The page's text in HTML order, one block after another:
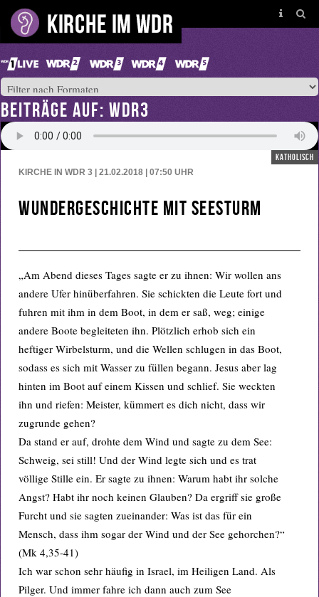
BEITRÄGE AUF: WDR3
katholisch
KIRCHE IN WDR 3 | 21.02.2018 | 07:50 UHR
Wundergeschichte mit Seesturm
„Am Abend dieses Tages sagte er zu ihnen: Wir wollen ans
andere Ufer hinüberfahren. Sie schickten die Leute fort und
fuhren mit ihm in dem Boot, in dem er saß, weg; einige
andere Boote begleiteten ihn. Plötzlich erhob sich ein
heftiger Wirbelsturm, und die Wellen schlugen in das Boot,
sodass es sich mit Wasser zu füllen begann. Jesus aber lag
hinten im Boot auf einem Kissen und schlief. Sie weckten
ihn und riefen: Meister, kümmert es dich nicht, dass wir
zugrunde gehen?
Da stand er auf, drohte dem Wind und sagte zu dem See:
Schweig, sei still! Und der Wind legte sich und es trat
völlige Stille ein. Er sagte zu ihnen: Warum habt ihr solche
Angst? Habt ihr noch keinen Glauben? Da ergriff sie große
Furcht und sie sagten zueinander: Was ist das für ein
Mensch, dass ihm sogar der Wind und der See gehorchen?“
(Mk 4,35-41)
Ich war schon sehr häufig in Israel, im Heiligen Land. Als
Pilger. Und immer fahre ich dann auch zum See